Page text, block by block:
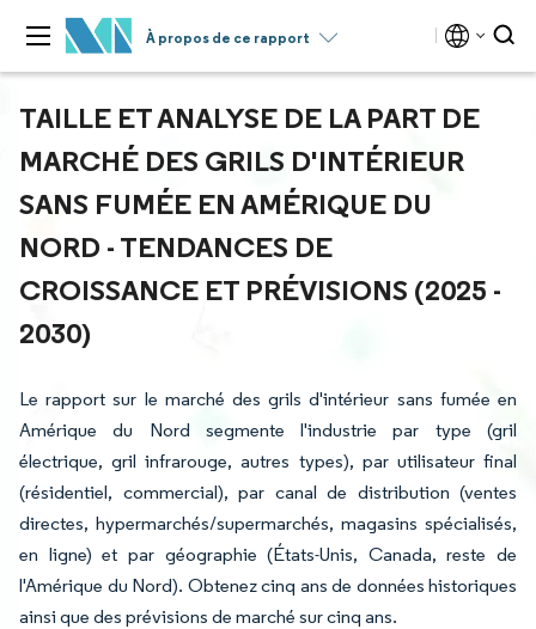
À propos de ce rapport
TAILLE ET ANALYSE DE LA PART DE
MARCHÉ DES GRILS D'INTÉRIEUR
SANS FUMÉE EN AMÉRIQUE DU
NORD - TENDANCES DE
CROISSANCE ET PRÉVISIONS (2025 -
2030)
Le rapport sur le marché des grils d'intérieur sans fumée en
Amérique du Nord segmente l'industrie par type (gril
électrique, gril infrarouge, autres types), par utilisateur final
(résidentiel, commercial), par canal de distribution (ventes
directes, hypermarchés/supermarchés, magasins spécialisés,
en ligne) et par géographie (États-Unis, Canada, reste de
l'Amérique du Nord). Obtenez cinq ans de données historiques
ainsi que des prévisions de marché sur cinq ans.